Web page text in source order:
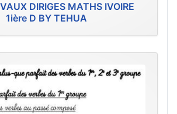
DIRIGES MATHS IVOIRE
1ière D BY TEHUA